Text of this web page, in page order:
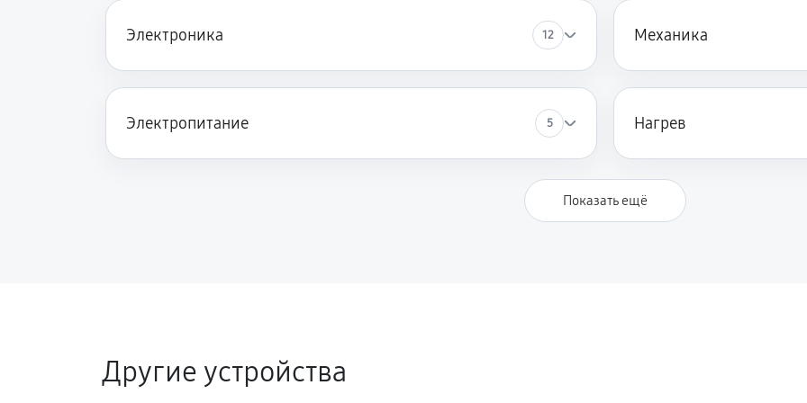
Электроника 12 Механика
Электропитание 5 Нагрев
Показать ещё
Другие устройства